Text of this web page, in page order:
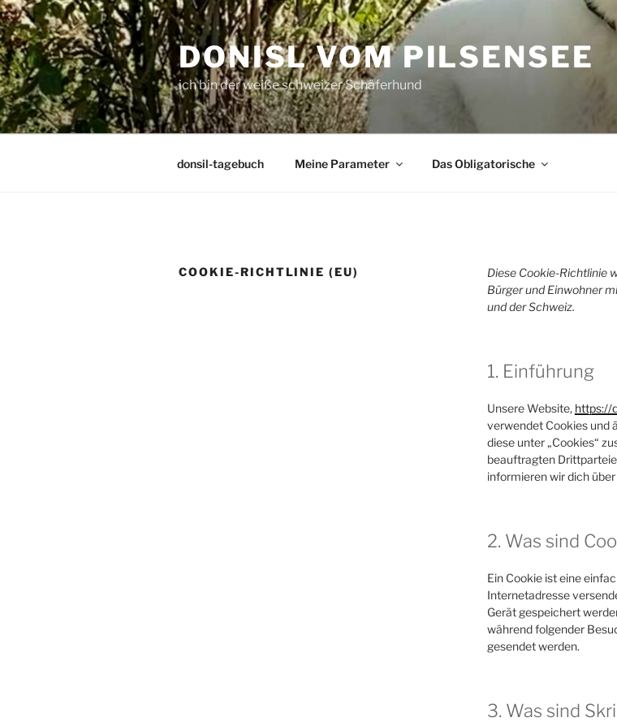
Zum
Inhalt
springen
DONISL VOM PILSENSEE
ich bin der weiße schweizer Schäferhund
donsil-tagebuch Meine Parameter Das Obligatorische
COOKIE-RICHTLINIE (EU)
Diese Cookie-Richtlinie
Bürger und Einwohner
und der Schweiz.
1. Einführung
Unsere Website, https://
verwendet Cookies und
diese unter „Cookies“
beauftragten
informieren wir dich
2. Was sind
Ein Cookie ist eine
Internetadresse
Gerät gespeichert
während folgender
gesendet werden.
3. Was sind